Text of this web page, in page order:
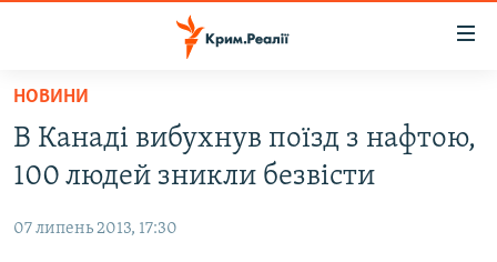
Перейти
основного
матеріалу
до
ВОДА.КРИМ
ПОЛІТИКА
НОВИНИ
В Канаді вибухнув поїзд з нафтою,
100 людей зникли безвісти
07 липень 2013, 17:30